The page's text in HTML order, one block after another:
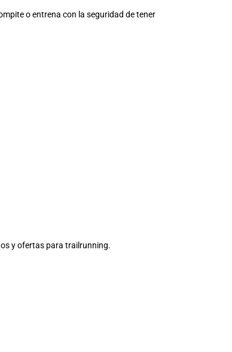
o entrena con la seguridad de tener
y ofertas para trailrunning.